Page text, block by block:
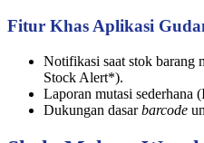
Fitur Khas Aplikasi
Notifikasi saat stok barang
Stock Alert*).
Laporan mutasi sederhana
Dukungan dasarbarcode